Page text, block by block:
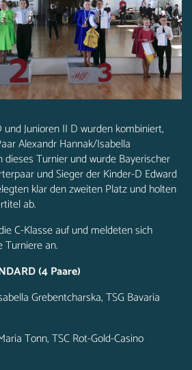
Junioren II D wurden kombiniert,
Alexandr Hannak/Isabella
Turnier und wurde Bayerischer
und Sieger der Kinder-D Edward
klar den zweiten Platz und holten
ab.
C-Klasse auf und meldeten sich
Turniere an.
(4 Paare)
Grebentcharska, TSG Bavaria
Tonn, TSC Rot-Gold-Casino